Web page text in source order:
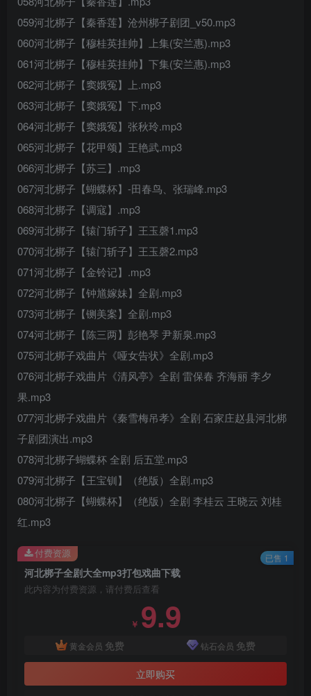
059河北梆子【秦香莲】沧州梆子剧团_v50.mp3
060河北梆子【穆桂英挂帅】上集(安兰惠).mp3
061河北梆子【穆桂英挂帅】下集(安兰惠).mp3
062河北梆子【窦娥冤】上.mp3
063河北梆子【窦娥冤】下.mp3
064河北梆子【窦娥冤】张秋玲.mp3
065河北梆子【花甲颂】王艳武.mp3
066河北梆子【苏三】.mp3
067河北梆子【蝴蝶杯】-田春鸟、张瑞峰.mp3
068河北梆子【调寇】.mp3
069河北梆子【辕门斩子】王玉磬1.mp3
070河北梆子【辕门斩子】王玉磬2.mp3
071河北梆子【金铃记】.mp3
072河北梆子【钟馗嫁妹】全剧.mp3
073河北梆子【铡美案】全剧.mp3
074河北梆子【陈三两】彭艳琴 尹新泉.mp3
075河北梆子戏曲片《哑女告状》全剧.mp3
076河北梆子戏曲片《清风亭》全剧 雷保春 齐海丽 李夕
果.mp3
077河北梆子戏曲片《秦雪梅吊孝》全剧 石家庄赵县河北梆
子剧团演出.mp3
078河北梆子蝴蝶杯 全剧 后五堂.mp3
079河北梆子【王宝钏】（绝版）全剧.mp3
080河北梆子【蝴蝶杯】（绝版）全剧 李桂云 王晓云 刘桂
红.mp3
河北梆子全剧大全mp3打包戏曲下载
此内容为付费资源，请付费后查看
￥ 9.9
黄金会员 免费 钻石会员 免费
立即购买
付费资源 已售 1